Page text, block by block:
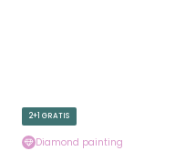
2+1 GRATIS
Diamond painting